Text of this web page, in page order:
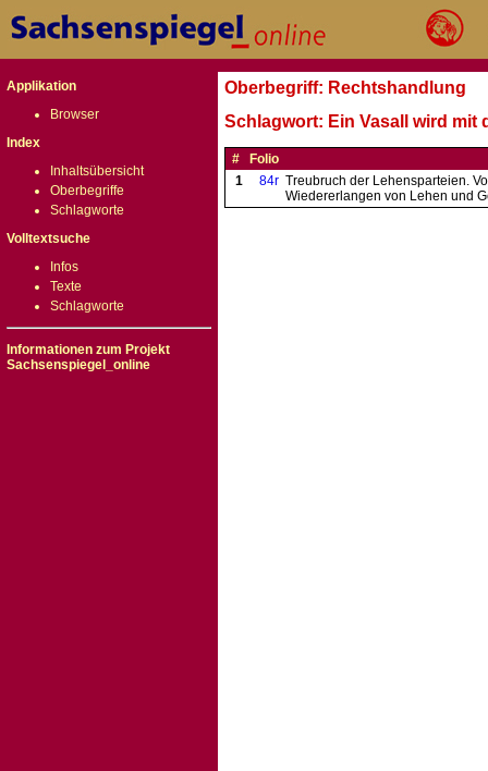
Applikation
Browser
Index
Inhaltsübersicht
Oberbegriffe
Schlagworte
Volltextsuche
Infos
Texte
Schlagworte
Informationen zum Projekt
Sachsenspiegel_online
Oberbegriff: Rechtshandlung
Schlagwort: Ein Vasall wird mit
#
Folio
1
84r Treubruch der Lehensparteien.
Wiedererlangen von Lehen und